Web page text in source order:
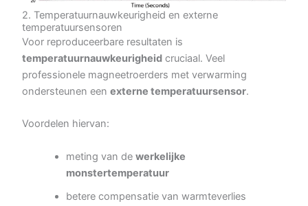
2. Temperatuurnauwkeurigheid en externe
temperatuursensoren
Voor reproduceerbare resultaten is
temperatuurnauwkeurigheid cruciaal. Veel
professionele magneetroerders met verwarming
ondersteunen eenexterne temperatuursensor.
Voordelen hiervan:
meting van dewerkelijke
monstertemperatuur
betere compensatie van warmteverlies